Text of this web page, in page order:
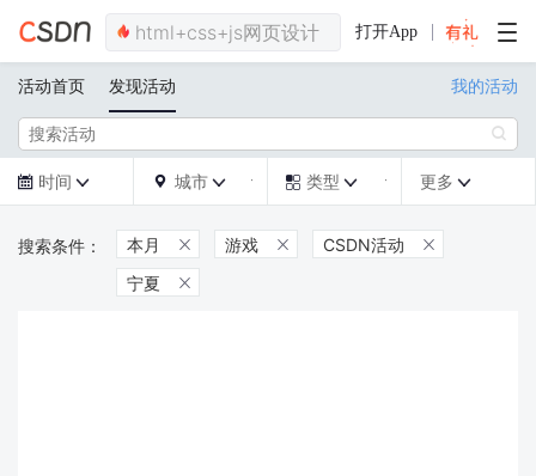
打开App
活动首页 发现活动 我的活动

 时间   城市   类型  更多 
本月  游戏  CSDN活动 
宁夏 